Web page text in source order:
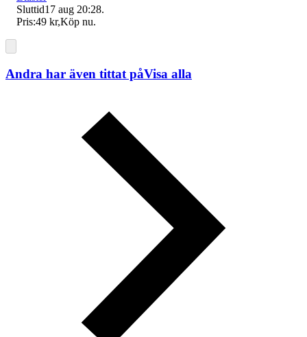
Sluttid17 aug 20:28.
Pris:49 kr,Köp nu.
Andra har även tittat påVisa alla